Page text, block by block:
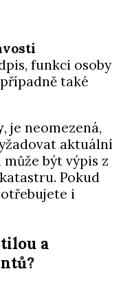
funkci osoby
také
, je neomezená,
aktuální
být výpis z
Pokud
i
a